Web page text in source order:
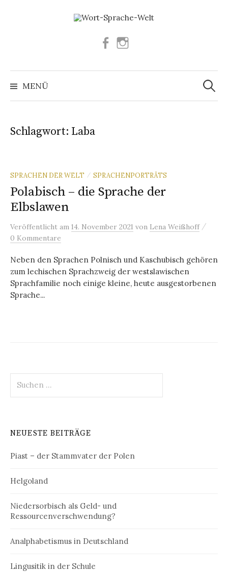
Facebook
MENÜ
Suchen
nach:
Schlagwort: Laba
SPRACHEN DER WELT / SPRACHENPORTRÄTS
Polabisch – die Sprache der
Elbslawen
Veröffentlicht am 14. November 2021 von Lena Weißhoff /
0 Kommentare
Neben den Sprachen Polnisch und Kaschubisch gehören
zum lechischen Sprachzweig der westslawischen
Sprachfamilie noch einige kleine, heute ausgestorbenen
Sprache...
nach:
NEUESTE BEITRÄGE
Piast – der Stammvater der Polen
Helgoland
Niedersorbisch als Geld- und
Ressourcenverschwendung?
Analphabetismus in Deutschland
Lingusitik in der Schule